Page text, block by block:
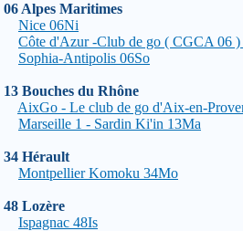
06 Alpes Maritimes
Nice 06Ni
Côte d'Azur -Club de go ( CGCA 06 )
Sophia-Antipolis 06So
13 Bouches du Rhône
AixGo - Le club de go d'Aix-en-
Marseille 1 - Sardin Ki'in 13Ma
34 Hérault
Montpellier Komoku 34Mo
48 Lozère
Ispagnac 48Is